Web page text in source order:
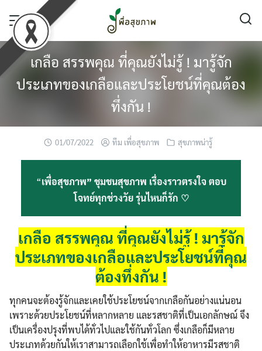
content
เกลือ สรรพคุณ ที่คุณยังไม่รู้ ! มารู้จัก
ประเภทของเกลือและประโยชน์ที่คุณต้อง
ทึ่งกัน !
01/07/2022 ทีม เพื่อสุขภาพ สุขภาพน่ารู้
“เพื่อสุขภาพ” ชุมชนสุขภาพ เรื่องราวตรงใจ ตอบ
โจทย์ทุกช่วงวัย รุ่นไหนก็รัก ♡
เกลือ สรรพคุณ ที่คุณยังไม่รู้ ! มารู้จัก
ประเภทของเกลือและประโยชน์ที่คุณ
ต้องทึ่งกัน !
ทุกคนจะต้องรู้จักและเคยใช้ประโยชน์จากเกลือกันอย่างแน่นอน
เพราะด้วยประโยชน์ที่หลากหลาย และรสชาติที่เป็นเอกลักษณ์ จึง
เป็นเครื่องปรุงที่พบได้ทั่วไปและใช้กันทั่วโลก ซึ่งเกลือก็มีหลาย
ประเภทด้วยกันให้เราสามารถเลือกใช้เพื่อทำให้อาหารมีรสชาติ